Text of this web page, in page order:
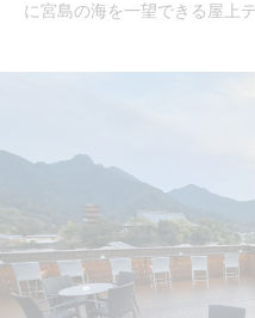
に宮島の海を一望できる屋上